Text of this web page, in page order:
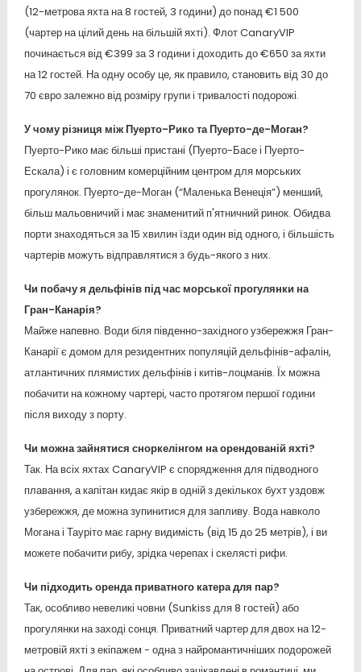
(12-метрова яхта на 8 гостей, 3 години) до понад €1 500
(чартер на цілий день на більшій яхті). Флот CanaryVIP
починається від €399 за 3 години і доходить до €650 за яхти
на 12 гостей. На одну особу це, як правило, становить від 30 до
70 євро залежно від розміру групи і тривалості подорожі.
У чому різниця між Пуерто-Рико та Пуерто-де-Моган?
Пуерто-Рико має більші пристані (Пуерто-Басе і Пуерто-
Ескала) і є головним комерційним центром для морських
прогулянок. Пуерто-де-Моган (“Маленька Венеція”) менший,
більш мальовничий і має знаменитий п'ятничний ринок. Обидва
порти знаходяться за 15 хвилин їзди один від одного, і більшість
чартерів можуть відправлятися з будь-якого з них.
Чи побачу я дельфінів під час морської прогулянки на
Гран-Канарія?
Майже напевно. Води біля південно-західного узбережжя Гран-
Канарії є домом для резидентних популяцій дельфінів-афалін,
атлантичних плямистих дельфінів і китів-лоцманів. Їх можна
побачити на кожному чартері, часто протягом першої години
після виходу з порту.
Чи можна зайнятися сноркелінгом на орендованій яхті?
Так. На всіх яхтах CanaryVIP є спорядження для підводного
плавання, а капітан кидає якір в одній з декількох бухт уздовж
узбережжя, де можна зупинитися для запливу. Вода навколо
Могана і Тауріто має гарну видимість (від 15 до 25 метрів), і ви
можете побачити рибу, зрідка черепах і скелясті рифи.
Чи підходить оренда приватного катера для пар?
Так, особливо невеликі човни (Sunkiss для 8 гостей) або
прогулянки на заході сонця. Приватний чартер для двох на 12-
метровій яхті з екіпажем - одна з найромантичніших подорожей